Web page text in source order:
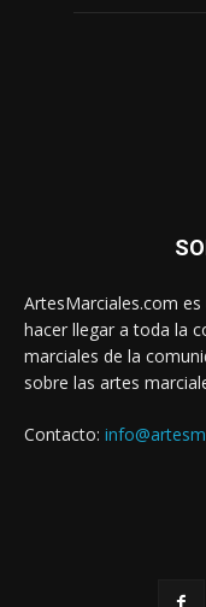
ArtesMarciales.com
hacer llegar a toda la
marciales de la
sobre las artes
Contacto: